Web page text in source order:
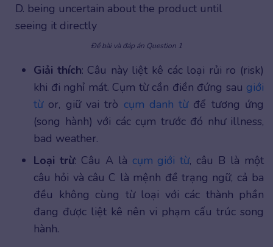
D. being uncertain about the product until
seeing it directly
Đề bài và đáp án Question 1
Giải thích: Câu này liệt kê các loại rủi ro (risk)
khi đi nghỉ mát. Cụm từ cần điền đứng sau giới
từor, giữ vai trò cụm danh từđể tương ứng
(song hành) với các cụm trước đó như illness,
bad weather.
Loại trừ: Câu A là cụm giới từ, câu B là một
câu hỏi và câu C là mệnh đề trạng ngữ, cả ba
đều không cùng từ loại với các thành phần
đang được liệt kê nên vi phạm cấu trúc song
hành.